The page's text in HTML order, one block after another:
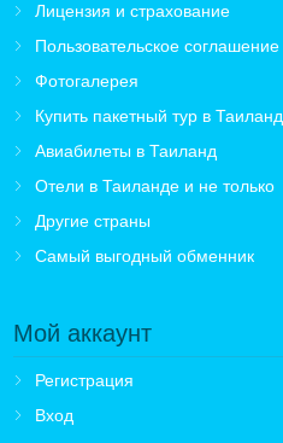
Лицензия и страхование
Пользовательское соглашение
Фотогалерея
Купить пакетный тур в Таиланд
Авиабилеты в Таиланд
Отели в Таиланде и не только
Другие страны
Самый выгодный обменник
Мой аккаунт
Регистрация
Вход